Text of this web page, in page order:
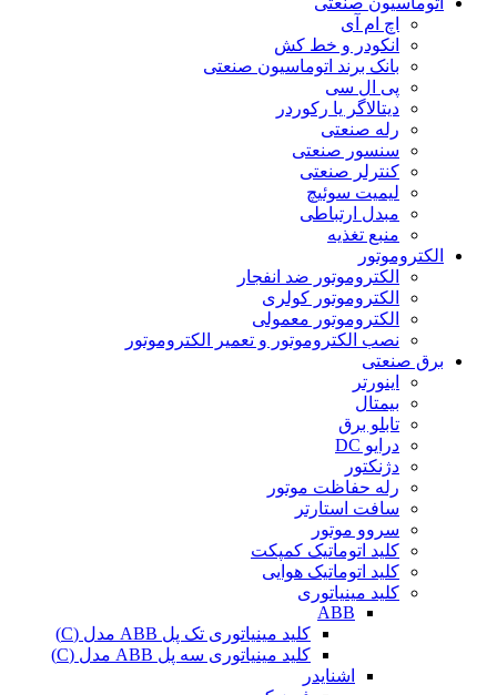
اچ ام آی
انکودر و خط کش
بانک برند اتوماسیون صنعتی
پی ال سی
دیتالاگر یا رکوردر
رله صنعتی
سنسور صنعتی
کنترلر صنعتی
لیمیت سوئیچ
مبدل ارتباطی
منبع تغذیه
الکتروموتور
الکتروموتور ضد انفجار
الکتروموتور کولری
الکتروموتور معمولی
نصب الکتروموتور و تعمیر الکتروموتور
برق صنعتی
اینورتر
بیمتال
تابلو برق
درایو DC
دژنکتور
رله حفاظت موتور
سافت استارتر
سروو موتور
کلید اتوماتیک کمپکت
کلید اتوماتیک هوایی
کلید مینیاتوری
ABB
کلید مینیاتوری تک پل ABB مدل (C)
کلید مینیاتوری سه پل ABB مدل (C)
اشنایدر